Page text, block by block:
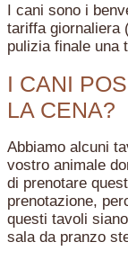
I cani sono i
tariffa giornaliera
pulizia finale una
I CANI
LA CENA?
Abbiamo alcuni
vostro animale
di prenotare
prenotazione,
questi tavoli
sala da pranzo